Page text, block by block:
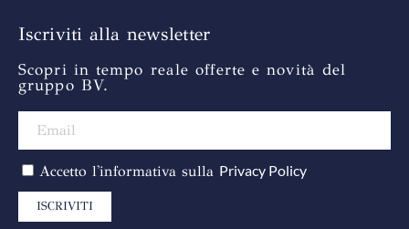
Iscriviti alla newsletter
Scopri in tempo reale offerte e novità del
gruppo BV.
Accetto l'informativa sulla Privacy Policy
ISCRIVITI